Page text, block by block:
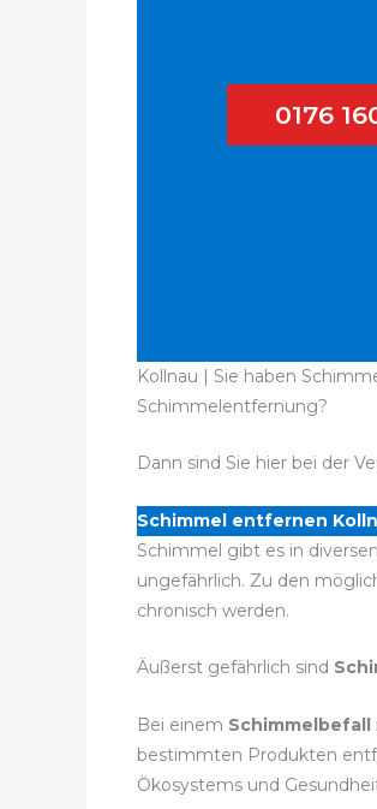
0176
Kollnau | Sie haben
Schimmelentfernung?
Dann sind Sie hier bei der
Schimmel entfernen
Schimmel gibt es in
ungefährlich. Zu den
chronisch werden.
Äußerst gefährlich sind
Bei einem Schimmelbefall
bestimmten Produkten
Ökosystems und